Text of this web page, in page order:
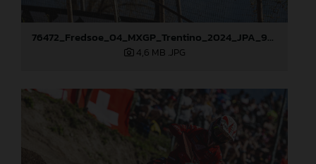
76472_Fredsoe_04_MXGP_Trentino_2024_JPA_96A2650
4,6 MB .JPG